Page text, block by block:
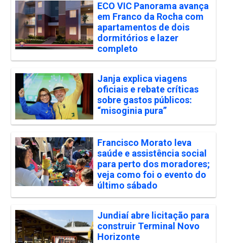
ECO VIC Panorama avança
em Franco da Rocha com
apartamentos de dois
dormitórios e lazer
completo
Janja explica viagens
oficiais e rebate críticas
sobre gastos públicos:
“misoginia pura”
Francisco Morato leva
saúde e assistência social
para perto dos moradores;
veja como foi o evento do
último sábado
Jundiaí abre licitação para
construir Terminal Novo
Horizonte